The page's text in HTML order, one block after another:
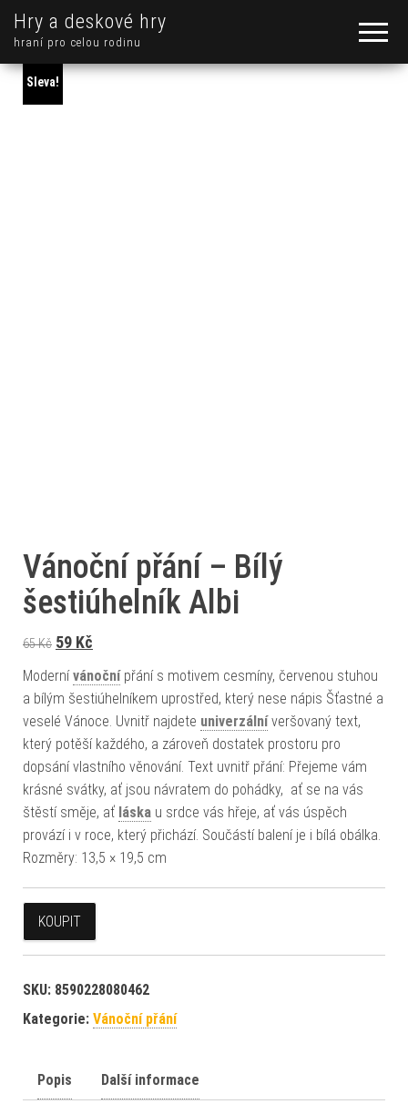
Hry a deskové hry
hraní pro celou rodinu
Sleva!
Vánoční přání – Bílý
šestiúhelník Albi
65Kč Původní cena byla: 65 Kč.
59 Kč
Modernívánočnípřání s motivem cesmíny, červenou stuhou
a bílým šestiúhelníkem uprostřed, který nese nápis Šťastné a
veselé Vánoce. Uvnitř najdete univerzálníveršovaný text,
který potěší každého, a zároveň dostatek prostoru pro
dopsání vlastního věnování. Text uvnitř přání: Přejeme vám
krásné svátky, ať jsou návratem do pohádky, ať se na vás
štěstí směje, ať láska u srdce vás hřeje, ať vás úspěch
provází i v roce, který přichází. Součástí balení je i bílá obálka.
Rozměry: 13,5 × 19,5 cm
KOUPIT
SKU: 8590228080462
Kategorie: Vánoční přání
Popis Další informace